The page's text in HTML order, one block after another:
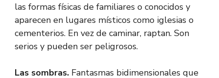
las formas físicas de familiares o conocidos y
aparecen en lugares místicos como iglesias o
cementerios. En vez de caminar, raptan. Son
serios y pueden ser peligrosos.
Las sombras. Fantasmas bidimensionales que